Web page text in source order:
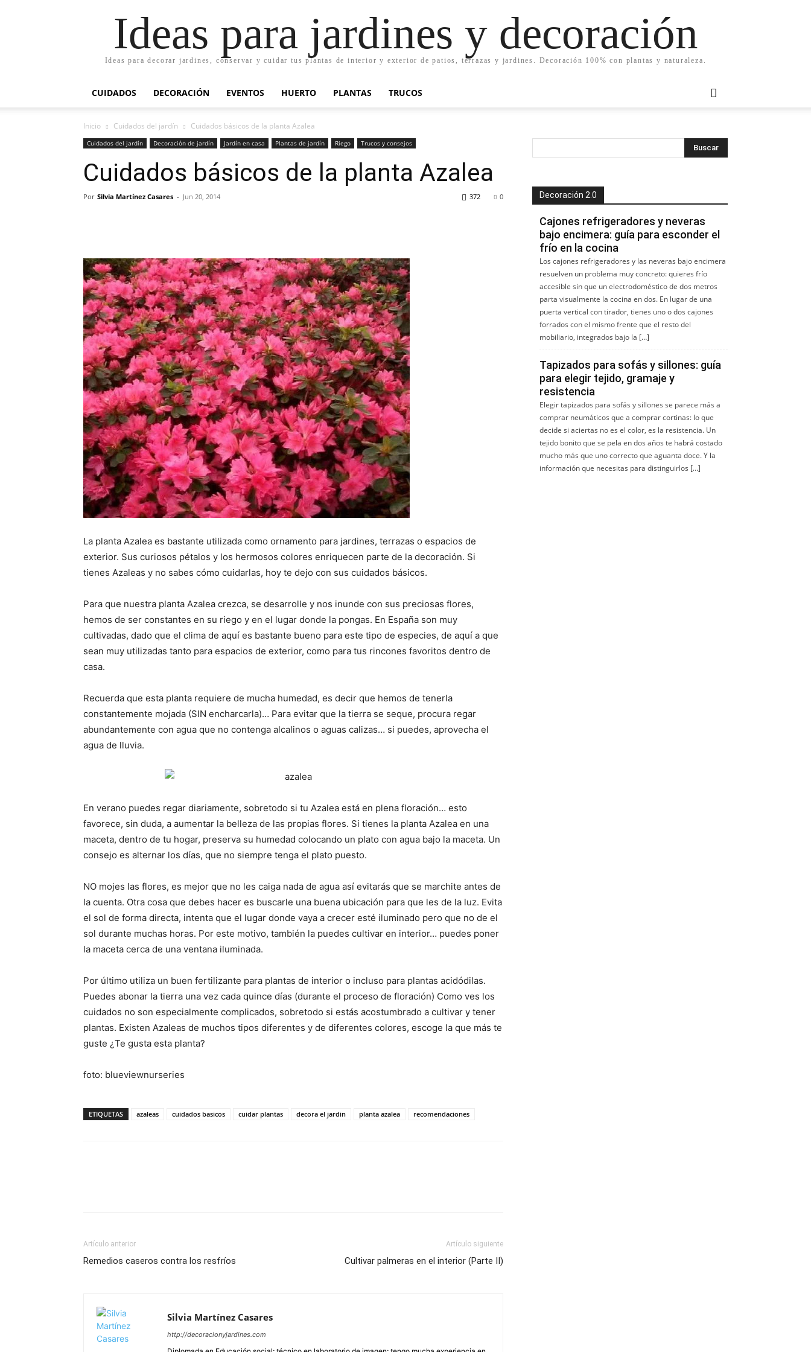
Ideas para jardines y decoración
Ideas para decorar jardines, conservar y cuidar tus plantas de interior y exterior de patios, terrazas y jardines. Decoración 100% con plantas y naturaleza.
CUIDADOS DECORACIÓN EVENTOS HUERTO PLANTAS TRUCOS
Inicio Cuidados del jardín Cuidados básicos de la planta Azalea
Cuidados del jardín Decoración de jardín Jardín en casa Plantas de jardín Riego Trucos y consejos
Cuidados básicos de la planta Azalea
Por Silvia Martínez Casares - Jun 20, 2014 0
372
La planta Azalea es bastante utilizada como ornamento para jardines, terrazas o espacios de
exterior. Sus curiosos pétalos y los hermosos colores enriquecen parte de la decoración. Si
tienes Azaleas y no sabes cómo cuidarlas, hoy te dejo con sus cuidados básicos.
Para que nuestra planta Azalea crezca, se desarrolle y nos inunde con sus preciosas flores,
hemos de ser constantes en su riego y en el lugar donde la pongas. En España son muy
cultivadas, dado que el clima de aquí es bastante bueno para este tipo de especies, de aquí a que
sean muy utilizadas tanto para espacios de exterior, como para tus rincones favoritos dentro de
casa.
Recuerda que esta planta requiere de mucha humedad, es decir que hemos de tenerla
constantemente mojada (SIN encharcarla)… Para evitar que la tierra se seque, procura regar
abundantemente con agua que no contenga alcalinos o aguas calizas… si puedes, aprovecha el
agua de lluvia.
En verano puedes regar diariamente, sobretodo si tu Azalea está en plena floración… esto
favorece, sin duda, a aumentar la belleza de las propias flores. Si tienes la planta Azalea en una
maceta, dentro de tu hogar, preserva su humedad colocando un plato con agua bajo la maceta. Un
consejo es alternar los días, que no siempre tenga el plato puesto.
NO mojes las flores, es mejor que no les caiga nada de agua así evitarás que se marchite antes de
la cuenta. Otra cosa que debes hacer es buscarle una buena ubicación para que les de la luz. Evita
el sol de forma directa, intenta que el lugar donde vaya a crecer esté iluminado pero que no de el
sol durante muchas horas. Por este motivo, también la puedes cultivar en interior… puedes poner
la maceta cerca de una ventana iluminada.
Por último utiliza un buen fertilizante para plantas de interior o incluso para plantas acidódilas.
Puedes abonar la tierra una vez cada quince días (durante el proceso de floración) Como ves los
cuidados no son especialmente complicados, sobretodo si estás acostumbrado a cultivar y tener
plantas. Existen Azaleas de muchos tipos diferentes y de diferentes colores, escoge la que más te
guste ¿Te gusta esta planta?
foto: blueviewnurseries
ETIQUETAS azaleas cuidados basicos cuidar plantas decora el jardin planta azalea recomendaciones
Artículo anterior
Remedios caseros contra los resfríos
Artículo siguiente
Cultivar palmeras en el interior (Parte II)
Silvia Martínez Casares
http://decoracionyjardines.com
Decoración 2.0
Cajones refrigeradores y neveras
bajo encimera: guía para esconder el
frío en la cocina
Los cajones refrigeradores y las neveras bajo encimera
resuelven un problema muy concreto: quieres frío
accesible sin que un electrodoméstico de dos metros
parta visualmente la cocina en dos. En lugar de una
puerta vertical con tirador, tienes uno o dos cajones
forrados con el mismo frente que el resto del
mobiliario, integrados bajo la […]
Tapizados para sofás y sillones: guía
para elegir tejido, gramaje y
resistencia
Elegir tapizados para sofás y sillones se parece más a
comprar neumáticos que a comprar cortinas: lo que
decide si aciertas no es el color, es la resistencia. Un
tejido bonito que se pela en dos años te habrá costado
mucho más que uno correcto que aguanta doce. Y la
información que necesitas para distinguirlos […]